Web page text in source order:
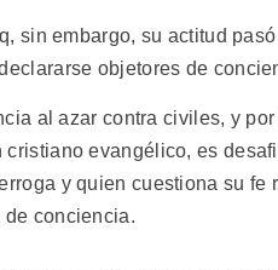
sin embargo, su actitud
objetores de
al azar contra civiles, y
evangélico, es
y quien cuestiona su fe
conciencia.